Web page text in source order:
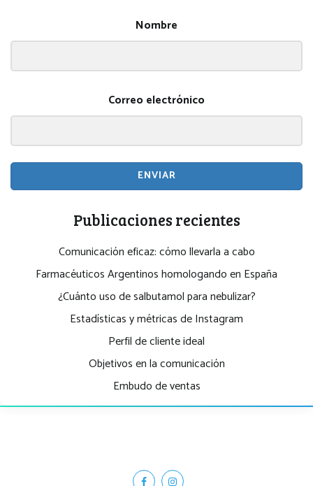
Nombre
Correo electrónico
ENVIAR
Publicaciones recientes
Comunicación eficaz: cómo llevarla a cabo
Farmacéuticos Argentinos homologando en España
¿Cuánto uso de salbutamol para nebulizar?
Estadísticas y métricas de Instagram
Perfil de cliente ideal
Objetivos en la comunicación
Embudo de ventas